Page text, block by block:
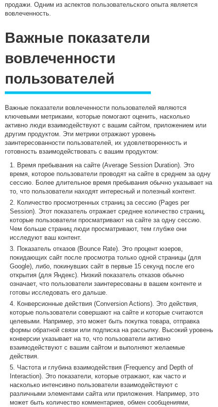
продажи. Одним из аспектов пользовательского опыта является
вовлеченность.
Важные показатели
вовлеченности
пользователей
Важные показатели вовлеченности пользователей являются
ключевыми метриками, которые помогают оценить, насколько
активно люди взаимодействуют с вашим сайтом, приложением или
другим продуктом. Эти метрики отражают уровень
заинтересованности пользователей, их удовлетворенность и
готовность взаимодействовать с вашим продуктом:
Время пребывания на сайте (Average Session Duration). Это
время, которое пользователи проводят на сайте в среднем за одну
сессию. Более длительное время пребывания обычно указывает на
то, что пользователи находят интересный и полезный контент.
Количество просмотренных страниц за сессию (Pages per
Session). Этот показатель отражает среднее количество страниц,
которые пользователи просматривают на сайте за одну сессию.
Чем больше страниц люди просматривают, тем глубже они
исследуют ваш контент.
Показатель отказов (Bounce Rate). Это процент юзеров,
покидающих сайт после просмотра только одной страницы (для
Google), либо, покинувших сайт в первые 15 секунд после его
открытия (для Яндекс). Низкий показатель отказов обычно
означает, что пользователи заинтересованы в вашем контенте и
готовы исследовать его дальше.
Конверсионные действия (Conversion Actions). Это действия,
которые пользователи совершают на сайте и которые считаются
целевыми. Например, это может быть покупка товара, отправка
формы обратной связи или подписка на рассылку. Высокий уровень
конверсии указывает на то, что пользователи активно
взаимодействуют с вашим сайтом и выполняют желаемые
действия.
Частота и глубина взаимодействия (Frequency and Depth of
Interaction). Это показатели, которые отражают, как часто и
насколько интенсивно пользователи взаимодействуют с
различными элементами сайта или приложения. Например, это
может быть количество комментариев, обмен сообщениями,